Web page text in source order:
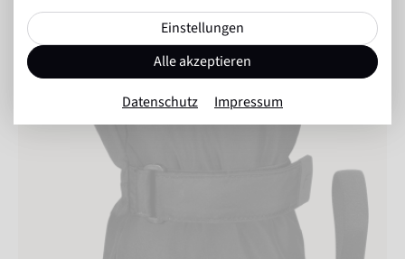
Einstellungen
Alle akzeptieren
Datenschutz Impressum